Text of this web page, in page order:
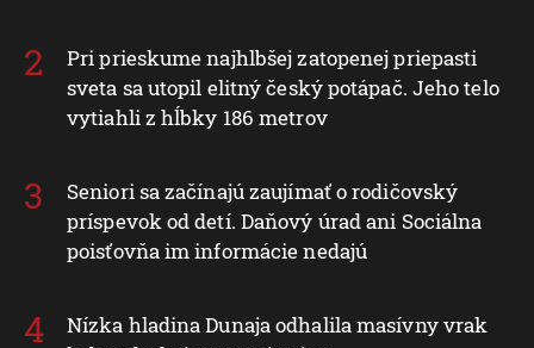
Pri prieskume najhlbšej zatopenej priepasti
sveta sa utopil elitný český potápač. Jeho telo
vytiahli z hĺbky 186 metrov
Seniori sa začínajú zaujímať o rodičovský
príspevok od detí. Daňový úrad ani Sociálna
poisťovňa im informácie nedajú
Nízka hladina Dunaja odhalila masívny vrak